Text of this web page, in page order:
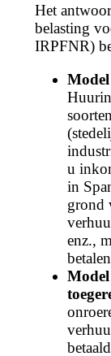
Het
belasting
IRPFNR)
u
in
grond
enz.,